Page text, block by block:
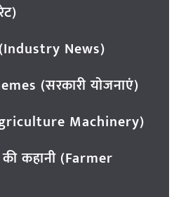
News)
(सरकारी योजनाएं)
Machinery)
कहानी (Farmer